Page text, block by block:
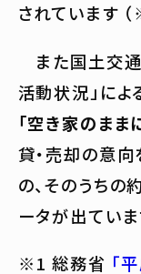
されています
また国土交通
活動状況」によ
「空き家のまま
貸・売却の意
の、そのうちの
ータが出ていま
※1 総務省 「